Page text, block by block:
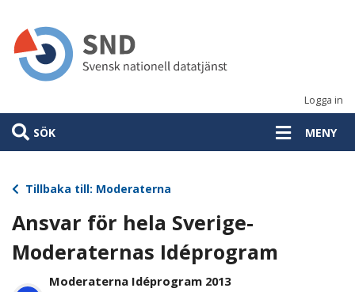
huvudinnehåll
Logga in
SÖK MENY
Tillbaka till: Moderaterna
Ansvar för hela Sverige-
Moderaternas Idéprogram
Moderaterna Idéprogram 2013